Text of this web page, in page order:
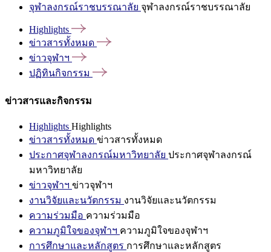
จุฬาลงกรณ์ราชบรรณาลัย จุฬาลงกรณ์ราชบรรณาลัย
Highlights
ข่าวสารทั้งหมด
ข่าวจุฬาฯ
ปฏิทินกิจกรรม
ข่าวสารและกิจกรรม
Highlights Highlights
ข่าวสารทั้งหมด ข่าวสารทั้งหมด
ประกาศจุฬาลงกรณ์มหาวิทยาลัย ประกาศจุฬาลงกรณ์
มหาวิทยาลัย
ข่าวจุฬาฯ ข่าวจุฬาฯ
งานวิจัยและนวัตกรรม งานวิจัยและนวัตกรรม
ความร่วมมือ ความร่วมมือ
ความภูมิใจของจุฬาฯ ความภูมิใจของจุฬาฯ
การศึกษาและหลักสูตร การศึกษาและหลักสูตร